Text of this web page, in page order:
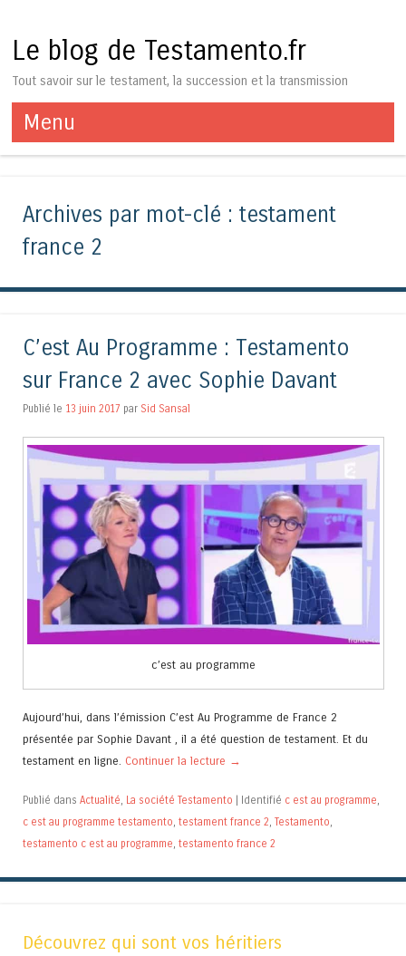
Le blog de Testamento.fr
Tout savoir sur le testament, la succession et la transmission
Menu
Aller au contenu
Archives par mot-clé : testament
france 2
C’est Au Programme : Testamento
sur France 2 avec Sophie Davant
Publié le 13 juin 2017 par Sid Sansal
c’est au programme
Aujourd’hui, dans l’émission C’est Au Programme de France 2
présentée par Sophie Davant , il a été question de testament. Et du
testament en ligne. Continuer la lecture →
Publié dans Actualité, La société Testamento Identifié c est au programme,
c est au programme testamento, testament france 2, Testamento,
testamento c est au programme, testamento france 2
Découvrez qui sont vos héritiers